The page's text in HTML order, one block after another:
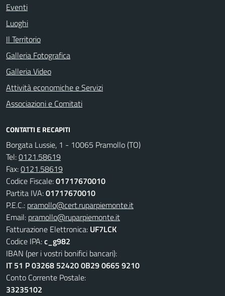
Eventi
Luoghi
Il Territorio
Galleria Fotografica
Galleria Video
Attività economiche e Servizi
Associazioni e Comitati
CONTATTI E RECAPITI
Borgata Lussie, 1 - 10065 Pramollo (TO)
Tel:0121.58619
Fax:0121.58619
Codice Fiscale:01717670010
Partita IVA:01717670010
P.E.C.: pramollo@cert.ruparpiemonte.it
Email: pramollo@ruparpiemonte.it
Fatturazione Elettronica: UF7LCK
Codice IPA:c_g982
IBAN (per i vostri bonifici bancari):
IT 51 P 03268 52420 0B29 0665 9210
Conto Corrente Postale:
33235102